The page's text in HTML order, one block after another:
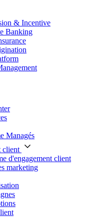
& Incentive
Banking
Managés
client
d'engagement client
marketing